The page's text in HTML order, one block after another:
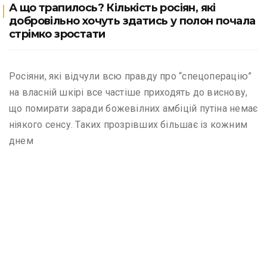
А що трапилось? Кількість росіян, які
добровільно хочуть здатись у полон почала
стрімко зростати
Росіяни, які відчули всю правду про “спецоперацію”
на власній шкірі все частіше приходять до виснову,
що помирати заради божевілних амбіцій путіна немає
ніякого сенсу. Таких прозрівших більшає із кожним
днем